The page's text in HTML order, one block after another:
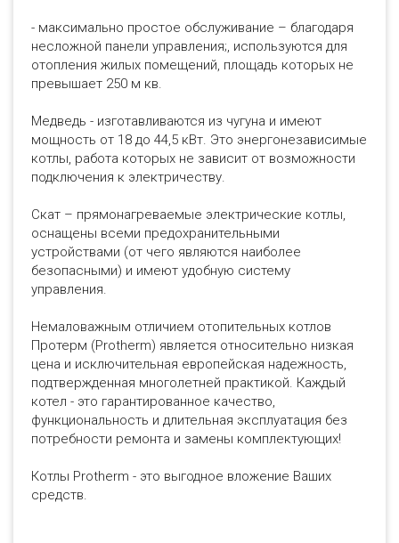
- максимально простое обслуживание – благодаря
несложной панели управления;, используются для
отопления жилых помещений, площадь которых не
превышает 250 м кв.
Медведь - изготавливаются из чугуна и имеют
мощность от 18 до 44,5 кВт. Это энергонезависимые
котлы, работа которых не зависит от возможности
подключения к электричеству.
Скат – прямонагреваемые электрические котлы,
оснащены всеми предохранительными
устройствами (от чего являются наиболее
безопасными) и имеют удобную систему
управления.
Немаловажным отличием отопительных котлов
Протерм (Protherm) является относительно низкая
цена и исключительная европейская надежность,
подтвержденная многолетней практикой. Каждый
котел - это гарантированное качество,
функциональность и длительная эксплуатация без
потребности ремонта и замены комплектующих!
Котлы Protherm - это выгодное вложение Ваших
средств.